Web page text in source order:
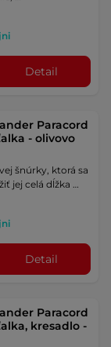
Detail
Paracord
- olivovo
šnúrky, ktorá sa
jej celá dĺžka …
Detail
Paracord
kresadlo -